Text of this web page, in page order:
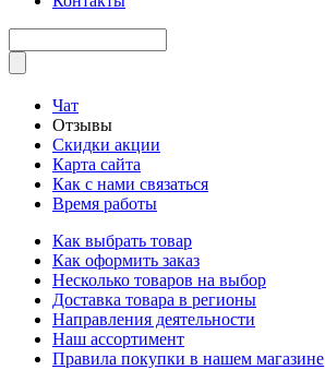
Чат
Отзывы
Скидки акции
Карта сайта
Как с нами связаться
Время работы
Как выбрать товар
Как оформить заказ
Несколько товаров на выбор
Доставка товара в регионы
Направления деятельности
Наш ассортимент
Правила покупки в нашем магазине